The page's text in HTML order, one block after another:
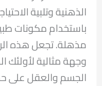
الذهنية وتلبية
باستخدام مكونات
مذهلة. تجعل هذه
وجهة مثالية لأولئك
الجسم والعقل على